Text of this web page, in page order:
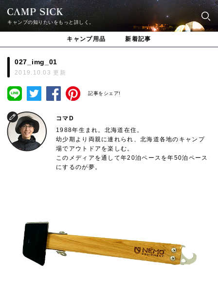
キャンプの知りたいをもっと詳しく。
キャンプ用品 新着記事
027_img_01
2019.10.03 更新
記事をシェア!
コマD
1988年生まれ。北海道在住。
幼少期より両親に連れられ、北海道各地のキャンプ
場でアウトドアを楽しむ。
このメディアを通して年20泊ペースを年50泊ペース
にするのが夢。